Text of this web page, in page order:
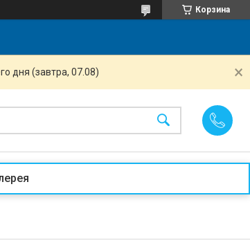
Корзина
дня (завтра, 07.08)